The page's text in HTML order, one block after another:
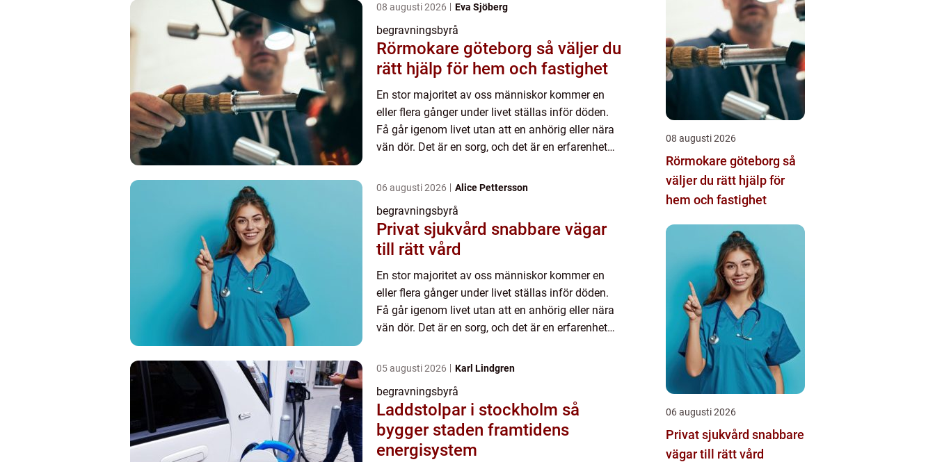
08 augusti 2026 Eva Sjöberg
begravningsbyrå
Rörmokare göteborg så väljer du
rätt hjälp för hem och fastighet
En stor majoritet av oss människor kommer en
eller flera gånger under livet ställas inför döden.
Få går igenom livet utan att en anhörig eller nära
vän dör. Det är en sorg, och det är en erfarenhet
man ä...
06 augusti 2026 Alice Pettersson
begravningsbyrå
Privat sjukvård snabbare vägar
till rätt vård
En stor majoritet av oss människor kommer en
eller flera gånger under livet ställas inför döden.
Få går igenom livet utan att en anhörig eller nära
vän dör. Det är en sorg, och det är en erfarenhet
man ä...
05 augusti 2026 Karl Lindgren
begravningsbyrå
Laddstolpar i stockholm så
bygger staden framtidens
energisystem
08 augusti 2026
Rörmokare göteborg så
väljer du rätt hjälp för
hem och fastighet
06 augusti 2026
Privat sjukvård snabbare
vägar till rätt vård